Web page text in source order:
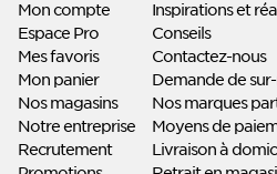
Mon compte
Espace Pro
Mes favoris
Mon panier
Nos magasins
Notre entreprise
Recrutement
Inspirations et
Conseils
Contactez-nous
Demande de
Nos marques
Moyens de
Livraison à